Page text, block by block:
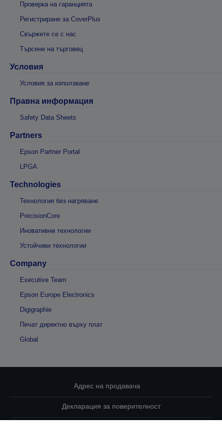
Проверка на гаранцията
Регистриране за CoverPlus
Свържете се с нас
Търсене на търговец
Условия
Условия за използване
Правна информация
Safety Data Sheets
Partners
Epson Partner Portal
LPGA
Technologies
Технология без нагряване
PrecisionCore
Иновативни технологии
Устойчиви технологии
Company
Executive Team
Epson Europe Electronics
Digigraphie
Печат директно върху плат
Global
Адрес на продавача
Декларация за поверителност